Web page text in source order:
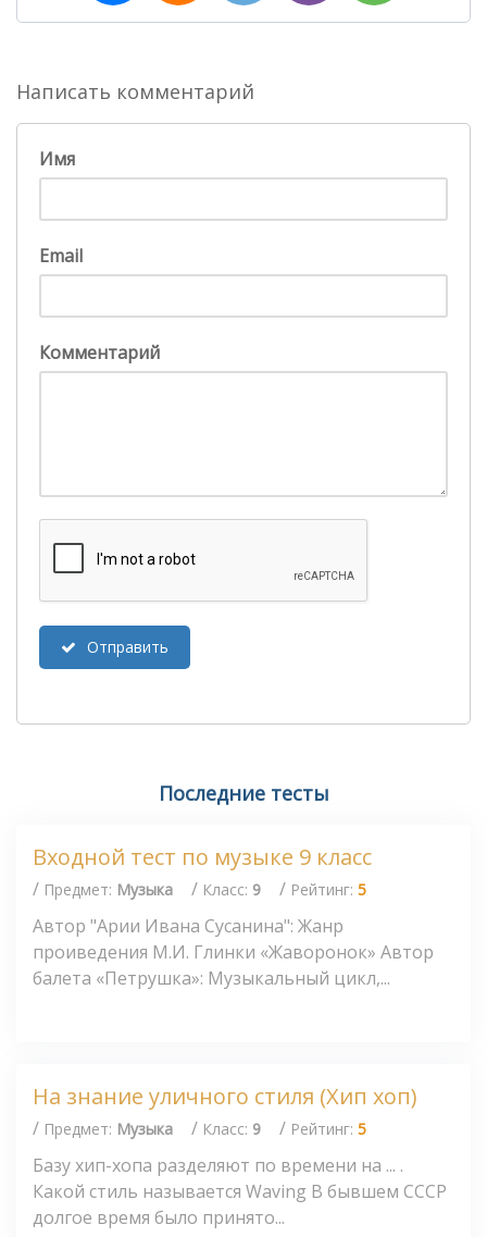
Написать комментарий
Имя
Email
Комментарий
Отправить
Последние тесты
Входной тест по музыке 9 класс
/ Предмет: Музыка / Класс: 9 / Рейтинг: 5
Автор "Арии Ивана Сусанина": Жанр
проиведения М.И. Глинки «Жаворонок» Автор
балета «Петрушка»: Музыкальный цикл,...
На знание уличного стиля (Хип хоп)
/ Предмет: Музыка / Класс: 9 / Рейтинг: 5
Базу хип-хопа разделяют по времени на ... .
Какой стиль называется Waving В бывшем СССР
долгое время было принято...